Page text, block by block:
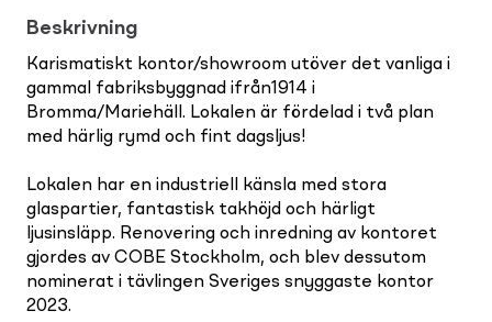
Beskrivning
Karismatiskt kontor/showroom utöver det vanliga i
gammal fabriksbyggnad ifrån1914 i
Bromma/Mariehäll. Lokalen är fördelad i två plan
med härlig rymd och fint dagsljus!
Lokalen har en industriell känsla med stora
glaspartier, fantastisk takhöjd och härligt
ljusinsläpp. Renovering och inredning av kontoret
gjordes av COBE Stockholm, och blev dessutom
nominerat i tävlingen Sveriges snyggaste kontor
2023.